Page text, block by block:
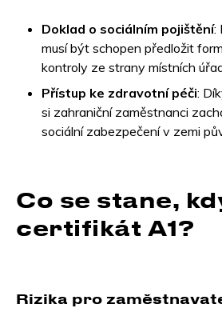
Doklad o sociálním pojištění:
musí být schopen předložit
kontroly ze strany místních
Přístup ke zdravotní péči:
si zahraniční zaměstnanci
sociální zabezpečení v zemi
Co se stane,
certifikát A1?
Rizika pro